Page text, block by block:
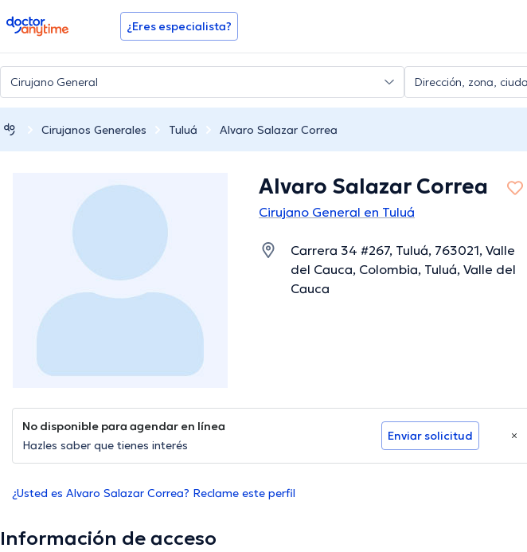
doctoranytime ¿Eres especialista?
Cirujanos Generales Tuluá Alvaro Salazar Correa
Alvaro Salazar Correa
Cirujano General en Tuluá
Carrera 34 #267, Tuluá, 763021, Valle
del Cauca, Colombia, Tuluá, Valle del
Cauca
No disponible para agendar en línea
Hazles saber que tienes interés
Enviar solicitud
¿Usted es Alvaro Salazar Correa? Reclame este perfil
Información de acceso